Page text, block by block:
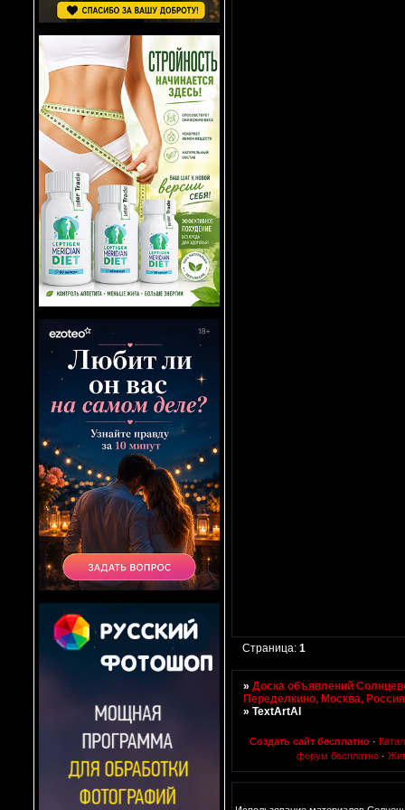
Страница:1
»Доска объявлений
Переделкино, Москва, Россия
»TextArtAI
Создать сайт бесплатно ·
форум бесплатно ·